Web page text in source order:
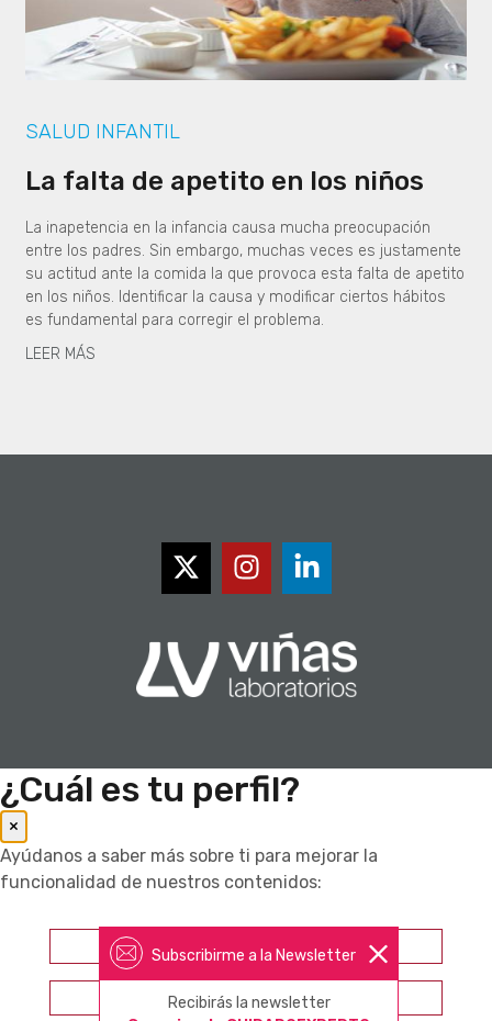
SALUD INFANTIL
La falta de apetito en los niños
La inapetencia en la infancia causa mucha preocupación
entre los padres. Sin embargo, muchas veces es justamente
su actitud ante la comida la que provoca esta falta de apetito
en los niños. Identificar la causa y modificar ciertos hábitos
es fundamental para corregir el problema.
LEER MÁS
Subscribirme a la Newsletter
Recibirás la newsletter
¿Cuál es tu perfil?
×
Ayúdanos a saber más sobre ti para mejorar la
funcionalidad de nuestros contenidos:
Farmacéutico
Otros profesionales sanitarios